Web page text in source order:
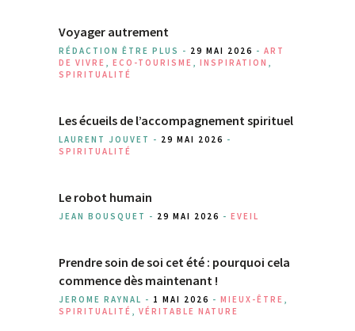
Voyager autrement
RÉDACTION ÊTRE PLUS - 29 MAI 2026 - ART
DE VIVRE , ECO-TOURISME , INSPIRATION ,
SPIRITUALITÉ
Les écueils de l’accompagnement spirituel
LAURENT JOUVET - 29 MAI 2026 -
SPIRITUALITÉ
Le robot humain
JEAN BOUSQUET - 29 MAI 2026 - EVEIL
Prendre soin de soi cet été : pourquoi cela
commence dès maintenant !
JEROME RAYNAL - 1 MAI 2026 - MIEUX-ÊTRE ,
SPIRITUALITÉ , VÉRITABLE NATURE